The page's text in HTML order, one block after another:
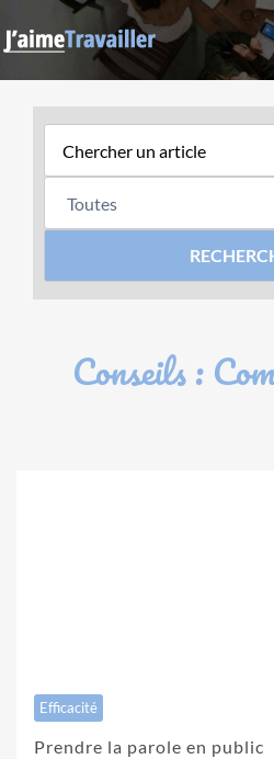
Conseils :
Efficacité
Prendre la parole en public